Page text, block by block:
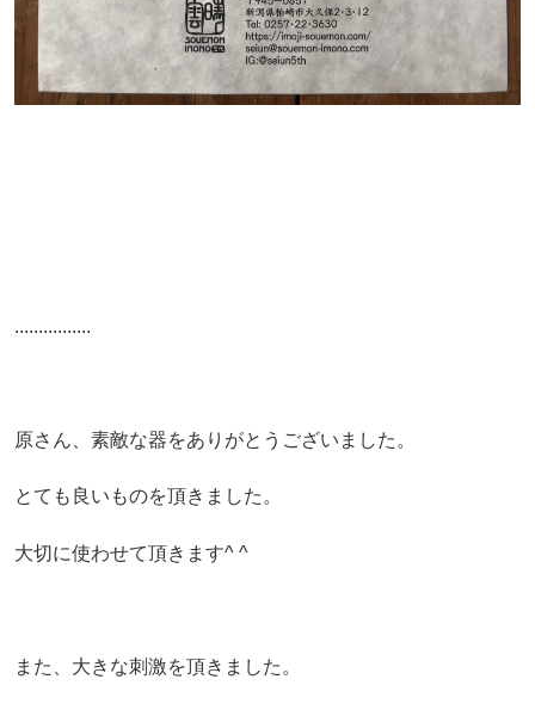
................
原さん、素敵な器をありがとうございました。
とても良いものを頂きました。
大切に使わせて頂きます^ ^
また、大きな刺激を頂きました。